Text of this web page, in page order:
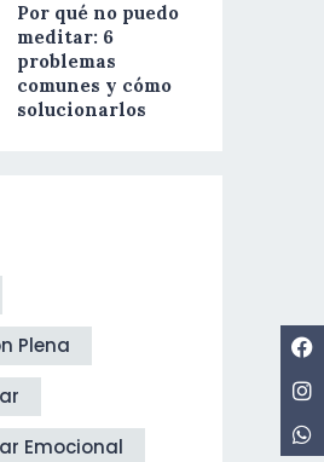
Por qué no puedo
meditar: 6
problemas
comunes y cómo
solucionarlos
Plena
Emocional